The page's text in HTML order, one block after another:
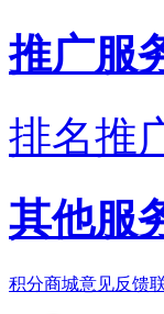
推广服
排名推
其他服
积分商城意见反馈